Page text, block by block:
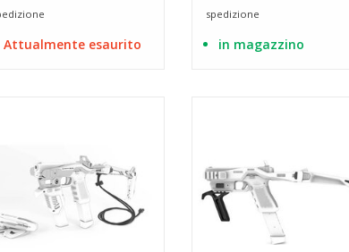
Attualmente esaurito
spedizione
in magazzino